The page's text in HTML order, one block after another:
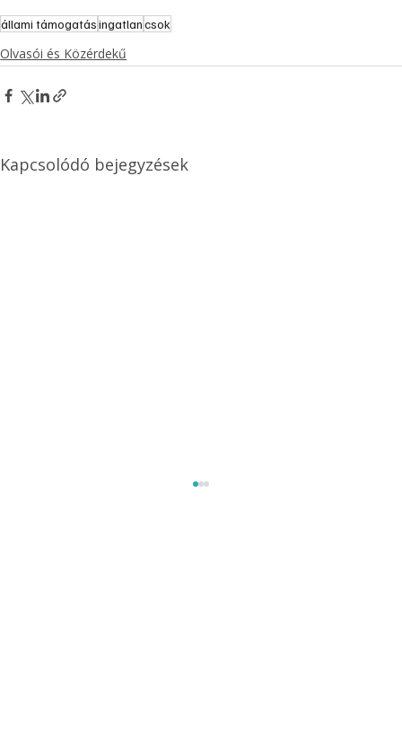
állami támogatásingatlancsok
Olvasói és Közérdekű
Kapcsolódó bejegyzések